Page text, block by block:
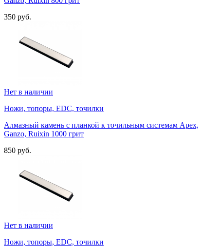
350 руб.
Нет в наличии
Ножи, топоры, EDC, точилки
Алмазный камень с планкой к точильным системам Apex,
Ganzo, Ruixin 1000 грит
850 руб.
Нет в наличии
Ножи, топоры, EDC, точилки